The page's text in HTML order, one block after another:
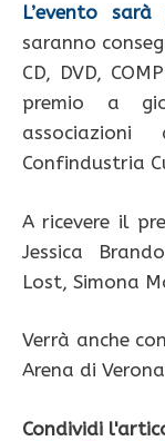
L’evento
saranno
CD, DVD,
premio a
Confindustria
A ricevere il
Jessica
Lost, Simona
Verrà anche
Arena di
Condividi